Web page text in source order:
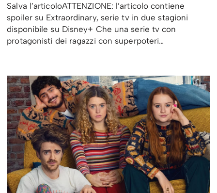
Salva l’articoloATTENZIONE: l’articolo contiene
spoiler su Extraordinary, serie tv in due stagioni
disponibile su Disney+ Che una serie tv con
protagonisti dei ragazzi con superpoteri…